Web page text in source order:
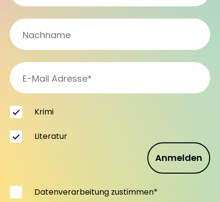
Anmelden
Krimi
Literatur
Datenverarbeitung zustimmen*